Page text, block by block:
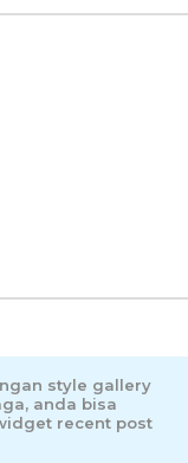
style gallery
anda bisa
recent post